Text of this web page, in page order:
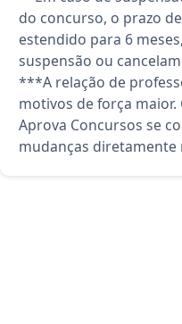
do concurso, o prazo
estendido para 6
suspensão ou
***A relação de
motivos de força
Aprova Concursos se
mudanças diretamente